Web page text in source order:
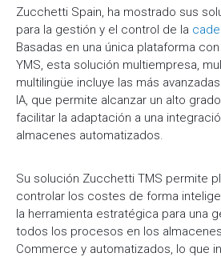
Zucchetti Spain, ha mostrado sus
para la gestión y el control de la
Basadas en una única plataforma
YMS, esta solución multiempresa,
multilingüe incluye las más
IA, que permite alcanzar un alto
facilitar la adaptación a una
almacenes automatizados.
Su solución Zucchetti TMS permite
controlar los costes de forma
la herramienta estratégica para una
todos los procesos en los
Commerce y automatizados, lo que